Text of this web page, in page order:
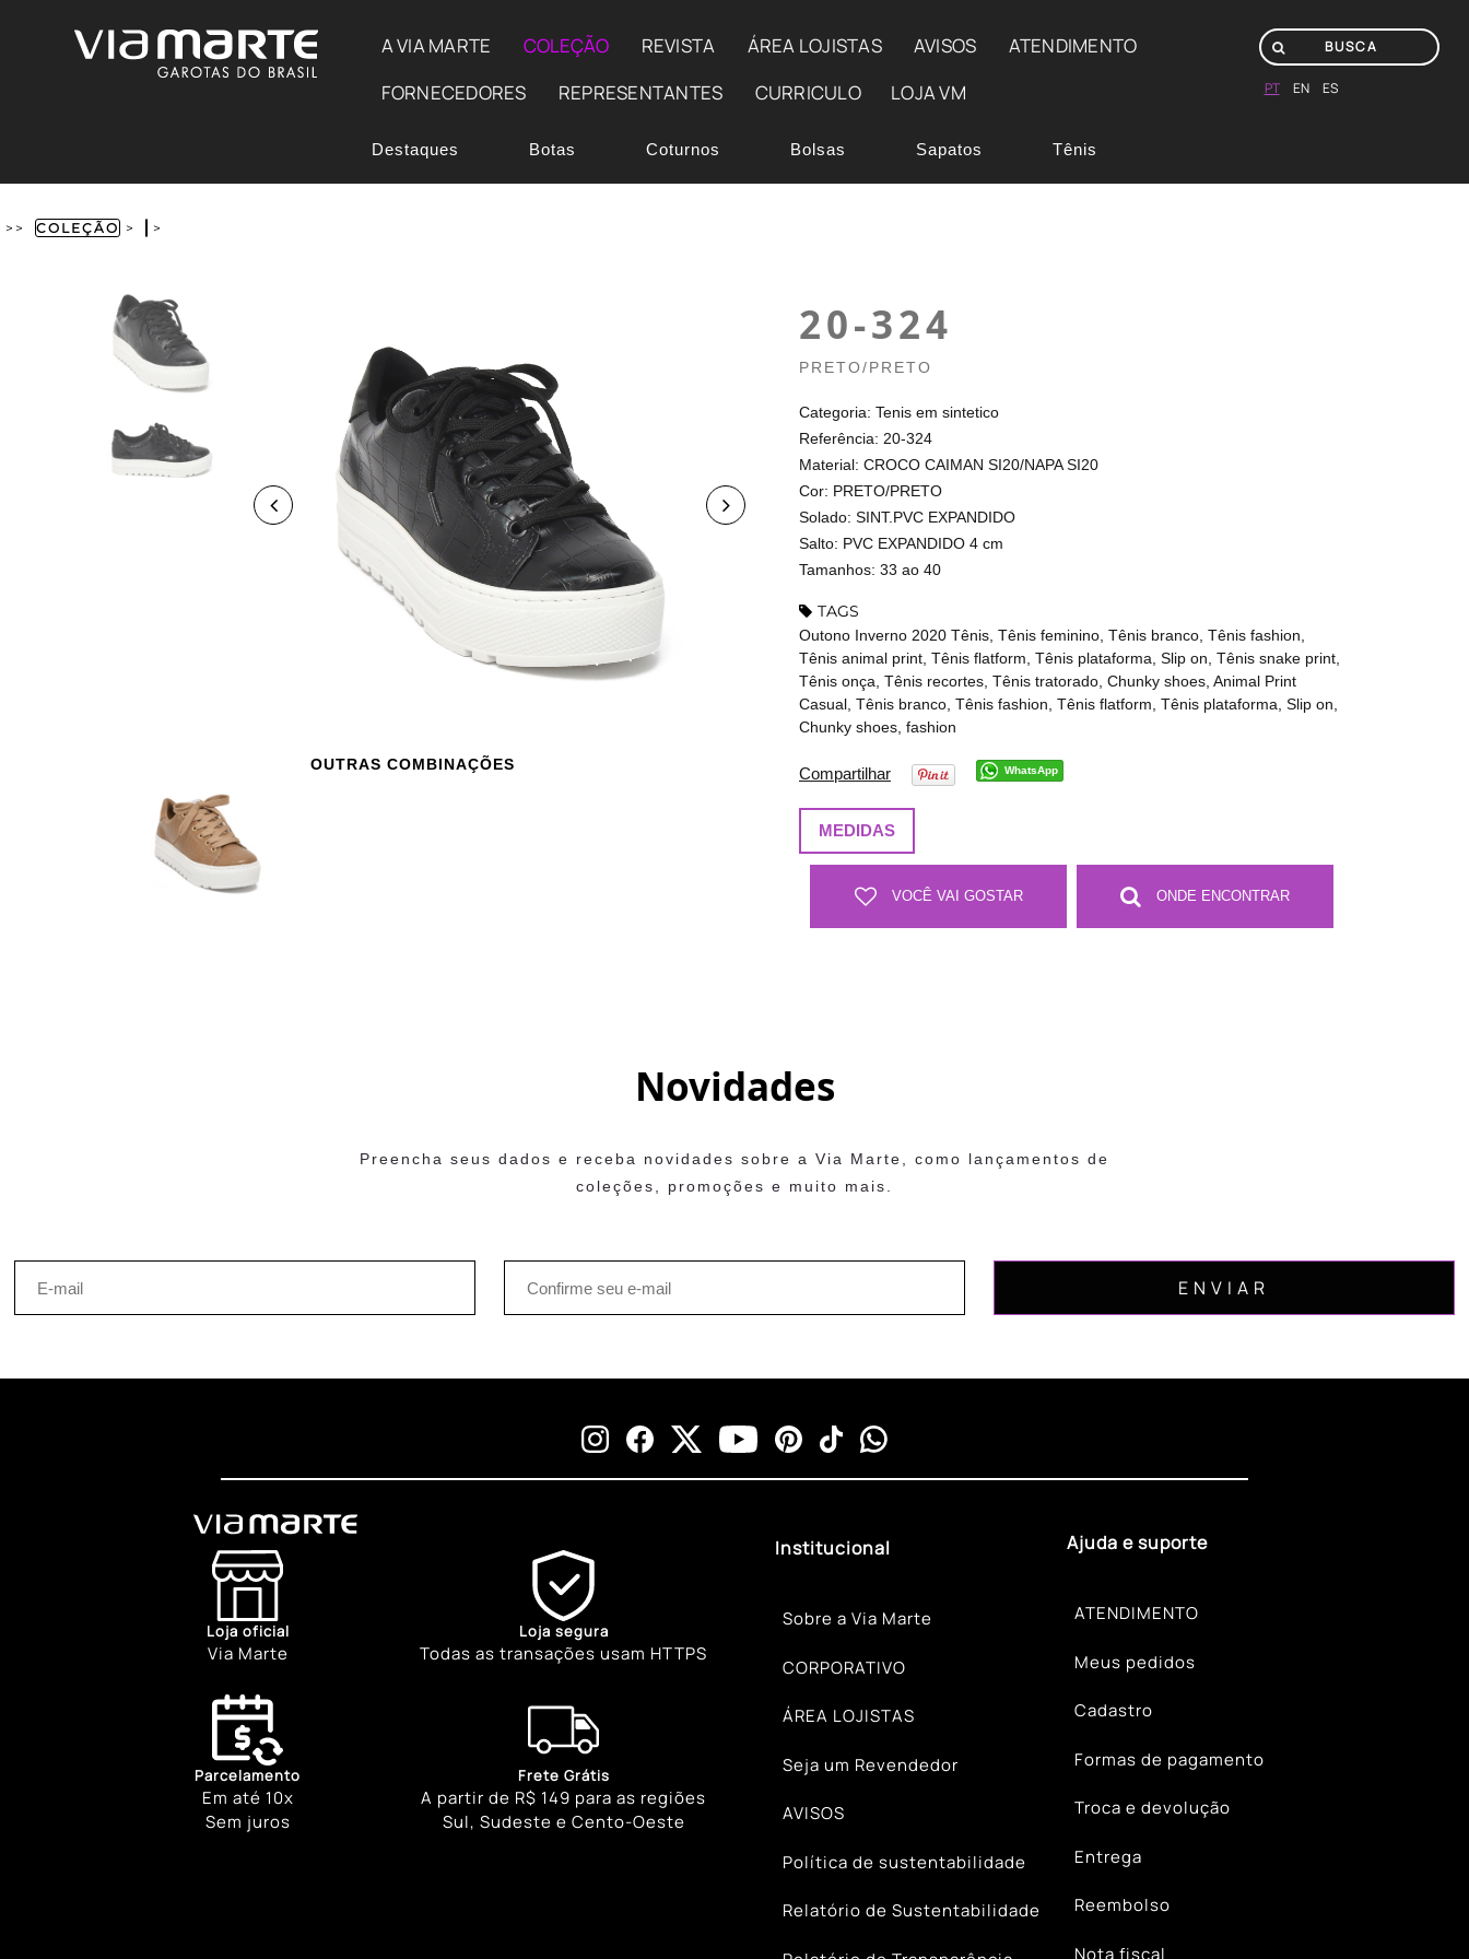
A VIA MARTE COLEÇÃO REVISTA ÁREA LOJISTAS AVISOS
ATENDIMENTO
FORNECEDORES
REPRESENTANTES CURRICULO LOJA VM PT EN ES
Destaques Botas Coturnos Bolsas Sapatos Tênis
>> COLEÇÃO > >
OUTRAS COMBINAÇÕES
20-324
PRETO/PRETO
Categoria: Tenis em sintetico
Referência: 20-324
Material: CROCO CAIMAN SI20/NAPA SI20
Cor: PRETO/PRETO
Solado: SINT.PVC EXPANDIDO
Salto: PVC EXPANDIDO 4 cm
Tamanhos: 33 ao 40
TAGS
Outono Inverno 2020 Tênis, Tênis feminino, Tênis branco, Tênis fashion,
Tênis animal print, Tênis flatform, Tênis plataforma, Slip on, Tênis snake print,
Tênis onça, Tênis recortes, Tênis tratorado, Chunky shoes, Animal Print
Casual, Tênis branco, Tênis fashion, Tênis flatform, Tênis plataforma, Slip on,
Chunky shoes, fashion
Compartilhar WhatsApp
MEDIDAS
VOCÊ VAI GOSTAR ONDE ENCONTRAR
Novidades
Preencha seus dados e receba novidades sobre a Via Marte, como lançamentos de
coleções, promoções e muito mais.
Loja oficial
Via Marte
Loja segura
Todas as transações usam HTTPS
Parcelamento
Em até 10x
Sem juros
Frete Grátis
A partir de R$ 149 para as regiões
Sul, Sudeste e Cento-Oeste
Institucional
Sobre a Via Marte
CORPORATIVO
ÁREA LOJISTAS
Seja um Revendedor
AVISOS
Política de sustentabilidade
Relatório de Sustentabilidade
Ajuda e suporte
ATENDIMENTO
Meus pedidos
Cadastro
Formas de pagamento
Troca e devolução
Entrega
Reembolso
Nota fiscal